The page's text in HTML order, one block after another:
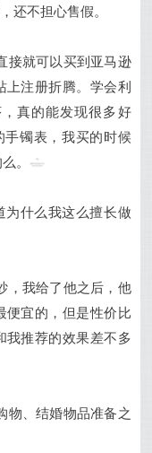
还不担心售假。
接就可以买到亚马逊
注册折腾。学会利
真的能发现很多好
手镯表，我买的时候
。
为什么我这么擅长做
，我给了他之后，他
便宜的，但是性价比
我推荐的效果差不多
物、结婚物品准备之